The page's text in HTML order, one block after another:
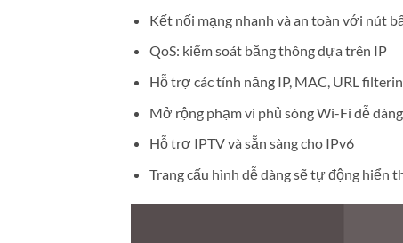
Kết nối mạng nhanh và an toàn với nút
QoS: kiểm soát băng thông dựa trên IP
Hỗ trợ các tính năng IP, MAC, URL
Mở rộng phạm vi phủ sóng Wi-Fi dễ
Hỗ trợ IPTV và sẵn sàng cho IPv6
Trang cấu hình dễ dàng sẽ tự động hiển